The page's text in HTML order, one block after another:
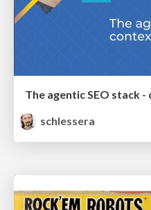
The agentic SEO stack
schlessera